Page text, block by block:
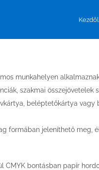
munkahelyen
szakmai összejövetelek
beléptetőkártya vagy
formában jeleníthető meg,
CMYK bontásban papír